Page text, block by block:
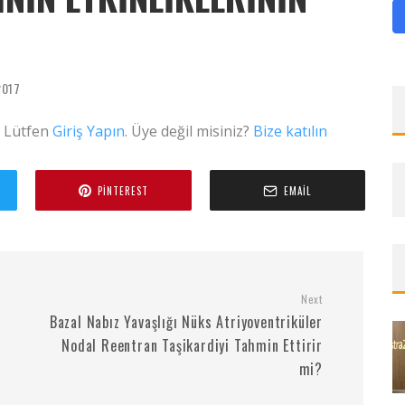
Lütfen Giriş Yapın. Üye değil misiniz? Bize katılın
PINTEREST EMAIL
Next
Bazal Nabız Yavaşlığı Nüks Atriyoventriküler
Nodal Reentran Taşikardiyi Tahmin Ettirir
mi?